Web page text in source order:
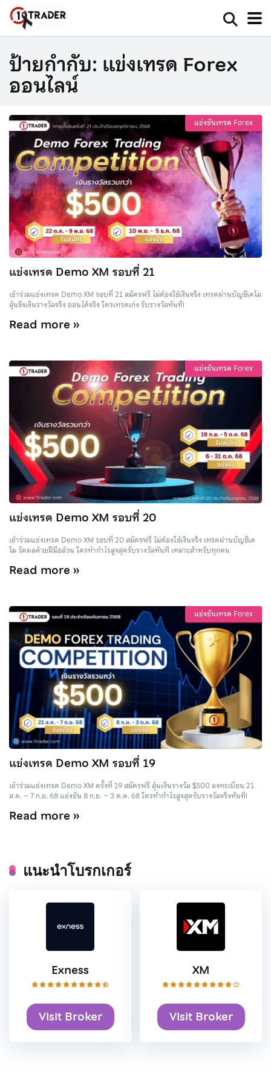
ป้ายกำกับ: แข่งเทรด Forex
ออนไลน์
แข่งขันเทรด Forex
แข่งเทรด Demo XM รอบที่ 21
เข้าร่วมแข่งเทรด Demo XM รอบที่ 21 สมัครฟรี ไม่ต้องใช้เงินจริง เทรดผ่านบัญชีเดโม
ลุ้นชิงเงินรางวัลจริง ถอนได้จริง ใครเทรดเก่ง รับรางวัลทันที!
Read more »
แข่งขันเทรด Forex
แข่งเทรด Demo XM รอบที่ 20
เข้าร่วมแข่งเทรด Demo XM รอบที่ 20 สมัครฟรี ไม่ต้องใช้เงินจริง เทรดผ่านบัญชีเด
โม วัดผลด้วยฝีมือล้วน ใครทำกำไรสูงสุดรับรางวัลทันที เหมาะสำหรับทุกคน
Read more »
แข่งขันเทรด Forex
แข่งเทรด Demo XM รอบที่ 19
เข้าร่วมแข่งเทรด Demo XM ครั้งที่ 19 สมัครฟรี ลุ้นเงินรางวัล $500 ลงทะเบียน 21
ส.ค. – 7 ก.ย. 68 แข่งขัน 8 ก.ย. – 3 ต.ค. 68 ใครทำกำไรสูงสุดรับรางวัลจริงทันที!
Read more »
แนะนำโบรกเกอร์
Exness
Visit Broker
XM
Visit Broker